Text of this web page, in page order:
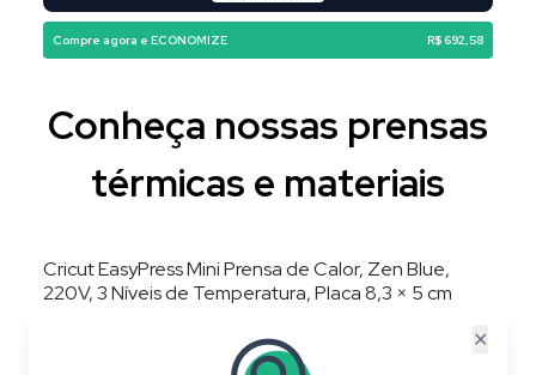
✕
Compre agora e ECONOMIZE R$ 692,58
Conheça nossas prensas
térmicas e materiais
Cricut EasyPress Mini Prensa de Calor, Zen Blue,
220V, 3 Níveis de Temperatura, Placa 8,3 × 5 cm